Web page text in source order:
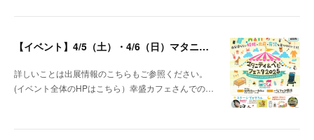
【イベント】4/5（土）・4/6（日）マタニティ＆ベビーフェスタ＠パシフィコ横浜 出展します！
詳しいことは出展情報のこちらもご参照ください。
(イベント全体のHPはこちら）幸盛カフェさんでの…